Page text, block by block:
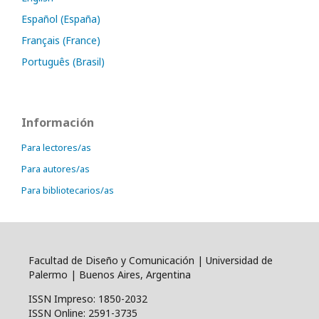
Español (España)
Français (France)
Português (Brasil)
Información
Para lectores/as
Para autores/as
Para bibliotecarios/as
Facultad de Diseño y Comunicación | Universidad de
Palermo | Buenos Aires, Argentina
ISSN Impreso: 1850-2032
ISSN Online: 2591-3735